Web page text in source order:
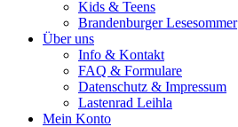
Kids & Teens
Brandenburger Lesesommer
Über uns
Info & Kontakt
FAQ & Formulare
Datenschutz & Impressum
Lastenrad Leihla
Mein Konto